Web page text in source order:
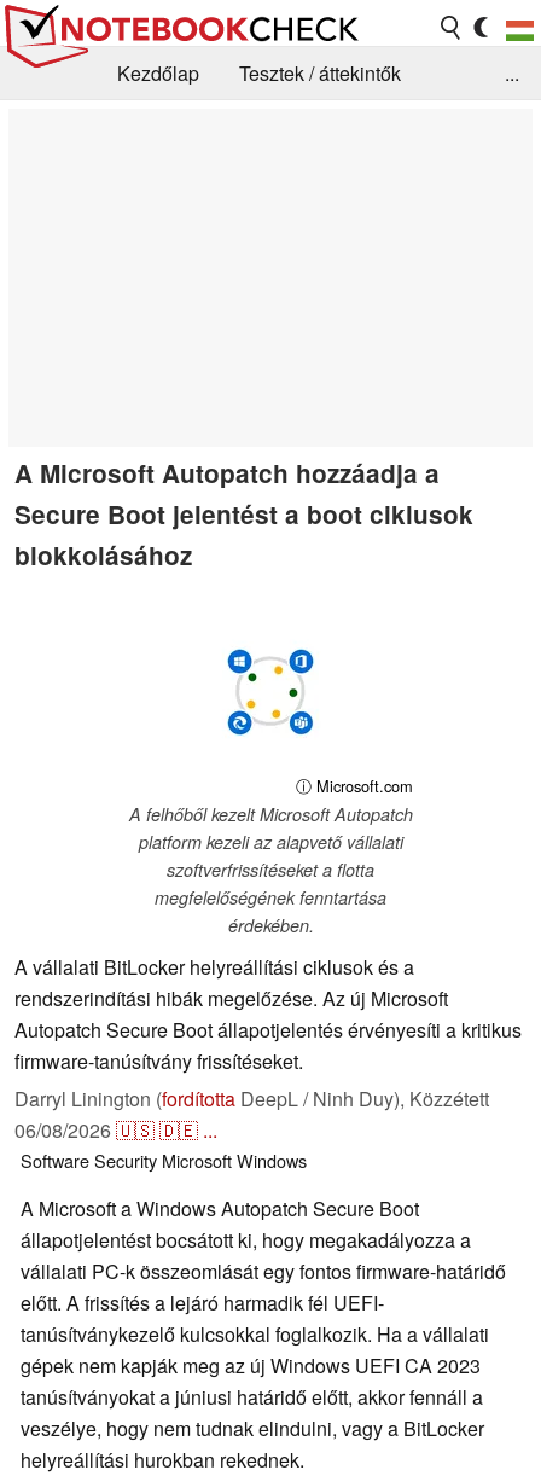
Kezdőlap
Tesztek / áttekintők
...
A Microsoft Autopatch hozzáadja a
Secure Boot jelentést a boot ciklusok
blokkolásához
ⓘ Microsoft.com
A felhőből kezelt Microsoft Autopatch
platform kezeli az alapvető vállalati
szoftverfrissítéseket a flotta
megfelelőségének fenntartása
érdekében.
A vállalati BitLocker helyreállítási ciklusok és a
rendszerindítási hibák megelőzése. Az új Microsoft
Autopatch Secure Boot állapotjelentés érvényesíti a kritikus
firmware-tanúsítvány frissítéseket.
Darryl Linington (fordította DeepL / Ninh Duy), Közzétett
06/08/2026🇺🇸🇩🇪 ...
SoftwareSecurity MicrosoftWindows
A Microsoft a Windows Autopatch Secure Boot
állapotjelentést bocsátott ki, hogy megakadályozza a
vállalati PC-k összeomlását egy fontos firmware-határidő
előtt. A frissítés a lejáró harmadik fél UEFI-
tanúsítványkezelő kulcsokkal foglalkozik. Ha a vállalati
gépek nem kapják meg az új Windows UEFI CA 2023
tanúsítványokat a júniusi határidő előtt, akkor fennáll a
veszélye, hogy nem tudnak elindulni, vagy a BitLocker
helyreállítási hurokban rekednek.